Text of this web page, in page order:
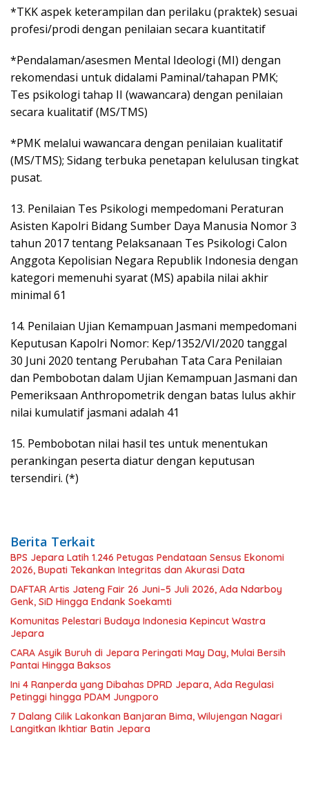
*TKK aspek keterampilan dan perilaku (praktek) sesuai
profesi/prodi dengan penilaian secara kuantitatif
*Pendalaman/asesmen Mental Ideologi (MI) dengan
rekomendasi untuk didalami Paminal/tahapan PMK;
Tes psikologi tahap II (wawancara) dengan penilaian
secara kualitatif (MS/TMS)
*PMK melalui wawancara dengan penilaian kualitatif
(MS/TMS); Sidang terbuka penetapan kelulusan tingkat
pusat.
13. Penilaian Tes Psikologi mempedomani Peraturan
Asisten Kapolri Bidang Sumber Daya Manusia Nomor 3
tahun 2017 tentang Pelaksanaan Tes Psikologi Calon
Anggota Kepolisian Negara Republik Indonesia dengan
kategori memenuhi syarat (MS) apabila nilai akhir
minimal 61
14. Penilaian Ujian Kemampuan Jasmani mempedomani
Keputusan Kapolri Nomor: Kep/1352/VI/2020 tanggal
30 Juni 2020 tentang Perubahan Tata Cara Penilaian
dan Pembobotan dalam Ujian Kemampuan Jasmani dan
Pemeriksaan Anthropometrik dengan batas lulus akhir
nilai kumulatif jasmani adalah 41
15. Pembobotan nilai hasil tes untuk menentukan
perankingan peserta diatur dengan keputusan
tersendiri. (*)
Berita Terkait
BPS Jepara Latih 1.246 Petugas Pendataan Sensus Ekonomi
2026, Bupati Tekankan Integritas dan Akurasi Data
DAFTAR Artis Jateng Fair 26 Juni–5 Juli 2026, Ada Ndarboy
Genk, SiD Hingga Endank Soekamti
Komunitas Pelestari Budaya Indonesia Kepincut Wastra
Jepara
CARA Asyik Buruh di Jepara Peringati May Day, Mulai Bersih
Pantai Hingga Baksos
Ini 4 Ranperda yang Dibahas DPRD Jepara, Ada Regulasi
Petinggi hingga PDAM Jungporo
7 Dalang Cilik Lakonkan Banjaran Bima, Wilujengan Nagari
Langitkan Ikhtiar Batin Jepara